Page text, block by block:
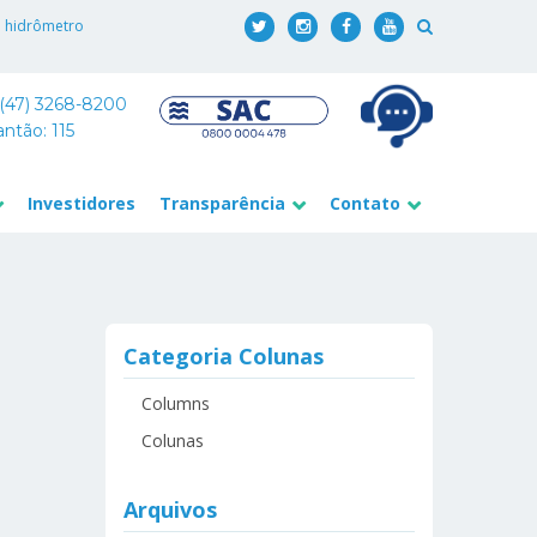
hidrômetro
3268-8200
115
Investidores Transparência Contato
Categoria Colunas
Columns
Colunas
Arquivos